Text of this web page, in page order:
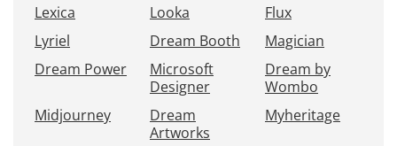
Lexica
Looka
Flux
Lyriel
Dream Booth
Magician
Dream Power
Microsoft
Designer
Dream by
Wombo
Midjourney
Dream
Artworks
Myheritage